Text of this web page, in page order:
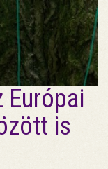
Európai
is